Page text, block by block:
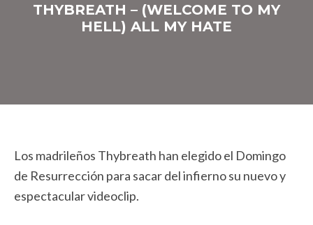
THYBREATH – (WELCOME TO MY
HELL) ALL MY HATE
Los madrileños Thybreath han elegido el Domingo
de Resurrección para sacar del infierno su nuevo y
espectacular videoclip.